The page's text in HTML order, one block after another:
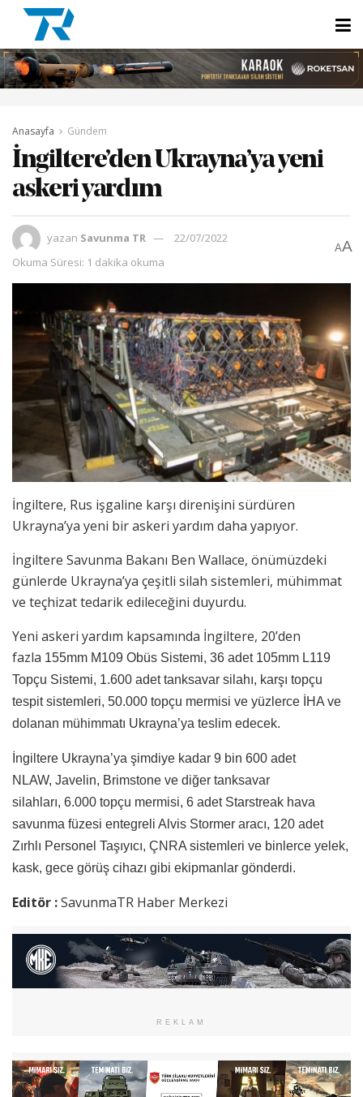
Anasayfa Gündem
İngiltere’den Ukrayna’ya yeni
askeri yardım
yazan Savunma TR
22/07/2022
Okuma Süresi: 1 dakika okuma
AA
İngiltere, Rus işgaline karşı direnişini sürdüren
Ukrayna’ya yeni bir askeri yardım daha yapıyor.
İngiltere Savunma Bakanı Ben Wallace, önümüzdeki
günlerde Ukrayna’ya çeşitli silah sistemleri, mühimmat
ve teçhizat tedarik edileceğini duyurdu.
Yeni askeri yardım kapsamında İngiltere, 20’den
fazla 155mm M109 Obüs Sistemi, 36 adet 105mm L119
Topçu Sistemi, 1.600 adet tanksavar silahı, karşı topçu
tespit sistemleri, 50.000 topçu mermisi ve yüzlerce İHA ve
dolanan mühimmatı Ukrayna’ya teslim edecek.
İngiltere Ukrayna’ya şimdiye kadar 9 bin 600 adet
NLAW, Javelin, Brimstone ve diğer tanksavar
silahları, 6.000 topçu mermisi, 6 adet Starstreak hava
savunma füzesi entegreli Alvis Stormer aracı, 120 adet
Zırhlı Personel Taşıyıcı, ÇNRA sistemleri ve binlerce yelek,
kask, gece görüş cihazı gibi ekipmanlar gönderdi.
Editör :SavunmaTR Haber Merkezi
REKLAM